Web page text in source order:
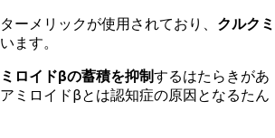
ーメリックが使用されており、 クルクミ
ます。
ロイドβの蓄積を抑制するはたらきがあ
ミロイドβとは認知症の原因となるたん